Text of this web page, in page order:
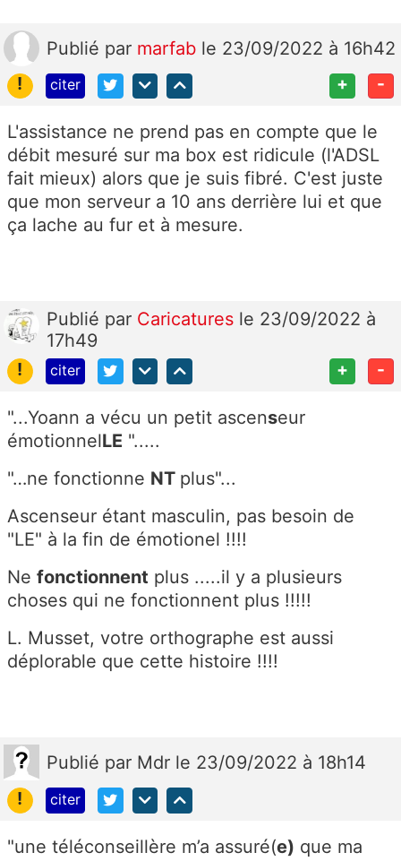
Publié par marfab le 23/09/2022 à 16h42
!
citer + -
L'assistance ne prend pas en compte que le
débit mesuré sur ma box est ridicule (l'ADSL
fait mieux) alors que je suis fibré. C'est juste
que mon serveur a 10 ans derrière lui et que
ça lache au fur et à mesure.
Publié par Caricatures le 23/09/2022 à
17h49
!
citer + -
"...Yoann a vécu un petit ascenseur
émotionnelLE ".....
"…ne fonctionne NT plus"...
Ascenseur étant masculin, pas besoin de
"LE" à la fin de émotionel !!!!
Ne fonctionnent plus .....il y a plusieurs
choses qui ne fonctionnent plus !!!!!
L. Musset, votre orthographe est aussi
déplorable que cette histoire !!!!
Publié par Mdr le 23/09/2022 à 18h14
!
citer
"une téléconseillère m’a assuré(e) que ma